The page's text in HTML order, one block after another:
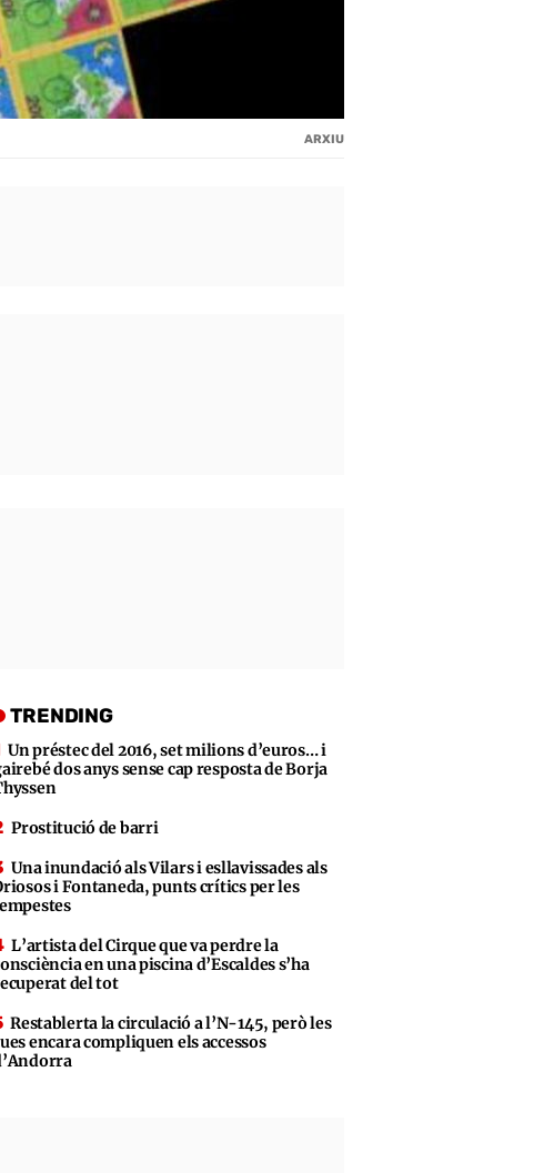
ARXIU
TRENDING
Un préstec del 2016, set milions d’euros… i
dos anys sense cap resposta de Borja
Prostitució de barri
Una inundació als Vilars i esllavissades als
i Fontaneda, punts crítics per les
L’artista del Cirque que va perdre la
en una piscina d’Escaldes s’ha
del tot
Restablerta la circulació a l’N-145, però les
encara compliquen els accessos